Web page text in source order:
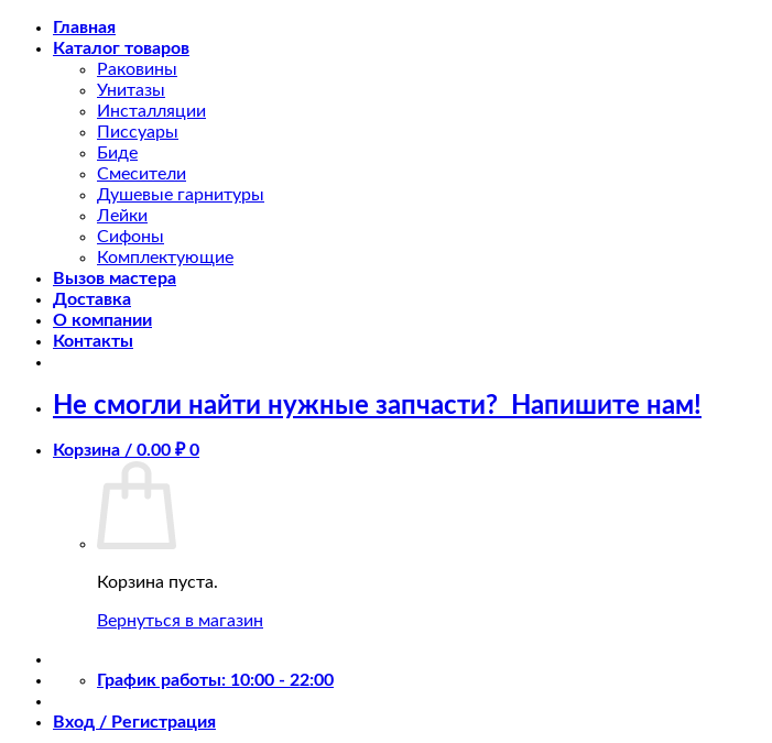
Skip
Главная
Каталог товаров
Раковины
Унитазы
Инсталляции
Писсуары
Биде
Смесители
Душевые гарнитуры
Лейки
Сифоны
Комплектующие
Вызов мастера
Доставка
О компании
Контакты
Не смогли найти нужные запчасти? Напишите нам!
Корзина / 0.00 ₽ 0
Корзина пуста.
Вернуться в магазин
График работы: 10:00 - 22:00
Вход / Регистрация